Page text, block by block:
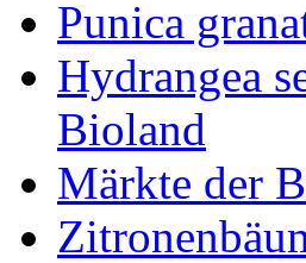
Punica
Hydrangea
Bioland
Märkte der